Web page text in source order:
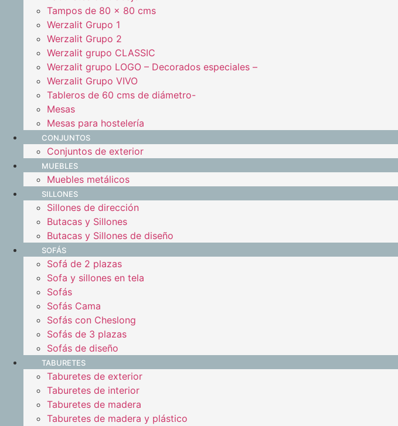
Tampos de 80 x 80 cms
Werzalit Grupo 1
Werzalit Grupo 2
Werzalit grupo CLASSIC
Werzalit grupo LOGO – Decorados especiales –
Werzalit Grupo VIVO
Tableros de 60 cms de diámetro-
Mesas
Mesas para hostelería
CONJUNTOS
Conjuntos de exterior
MUEBLES
Muebles metálicos
SILLONES
Sillones de dirección
Butacas y Sillones
Butacas y Sillones de diseño
SOFÁS
Sofá de 2 plazas
Sofa y sillones en tela
Sofás
Sofás Cama
Sofás con Cheslong
Sofás de 3 plazas
Sofás de diseño
TABURETES
Taburetes de exterior
Taburetes de interior
Taburetes de madera
Taburetes de madera y plástico